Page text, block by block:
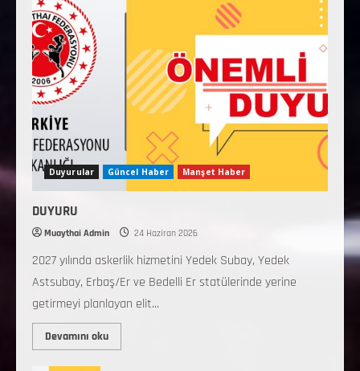
Duyurular Güncel Haber Manşet Haber
DUYURU
Muaythai Admin 24 Haziran 2026
2027 yılında askerlik hizmetini Yedek Subay, Yedek
Astsubay, Erbaş/Er ve Bedelli Er statülerinde yerine
getirmeyi planlayan elit...
Devamını oku